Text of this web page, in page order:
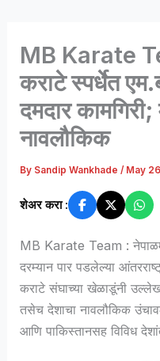
MB Karate
कराटे स्पर्धेत
दमदार कामगिरी;
नावलौकिक
By Sandip Wankhade/ May
शेअर करा :
MB Karate Team :
दरम्यान पार पडलेल्या
कराटे संघाच्या खेळाडूंनी
तसेच देशाचा नावलौकिक
आणि पाकिस्तानसह विविध